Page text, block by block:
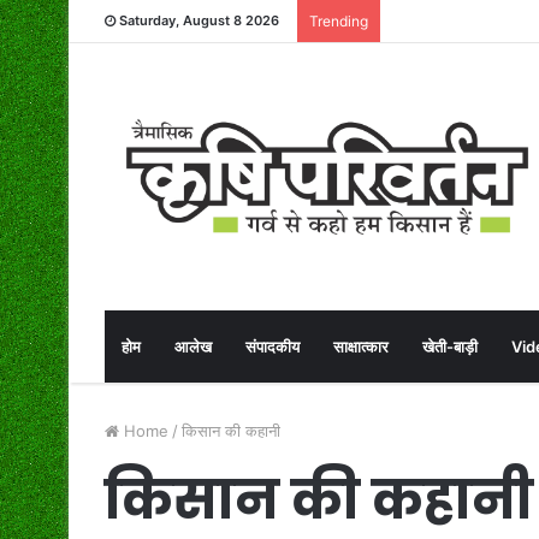
Saturday, August 8 2026 Trending
होम आलेख संपादकीय साक्षात्कार खेती-बाड़ी
Home / किसान की कहानी
किसान की कहानी